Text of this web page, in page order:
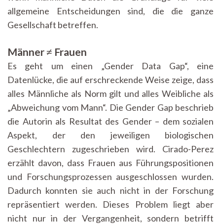
allgemeine Entscheidungen sind, die die ganze
Gesellschaft betreffen.
Männer ≠ Frauen
Es geht um einen „Gender Data Gap“, eine
Datenlücke, die auf erschreckende Weise zeige, dass
alles Männliche als Norm gilt und alles Weibliche als
„Abweichung vom Mann“. Die Gender Gap beschrieb
die Autorin als Resultat des Gender – dem sozialen
Aspekt, der den jeweiligen biologischen
Geschlechtern zugeschrieben wird. Cirado-Perez
erzählt davon, dass Frauen aus Führungspositionen
und Forschungsprozessen ausgeschlossen wurden.
Dadurch konnten sie auch nicht in der Forschung
repräsentiert werden. Dieses Problem liegt aber
nicht nur in der Vergangenheit, sondern betrifft